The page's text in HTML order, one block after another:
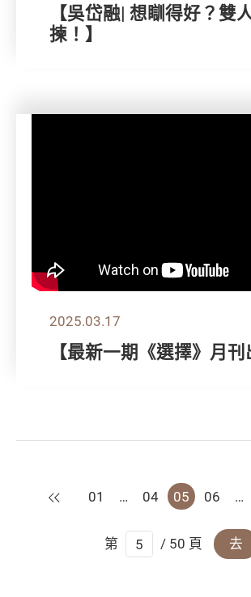
【吳岱融| 想瞓得好？雙
揀！】
2025.03.17
【最新一期《選擇》月刊
上一頁
01 … 04 05 06 …
第 / 50 頁 去